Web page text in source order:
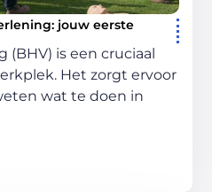
jouw eerste
is een cruciaal
Het zorgt ervoor
wat te doen in